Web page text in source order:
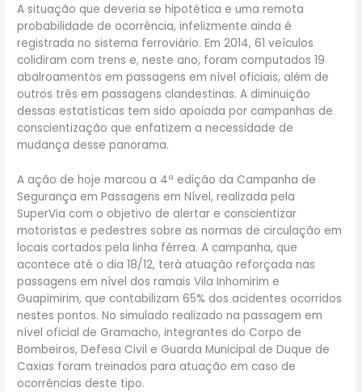
A situação que deveria se hipotética e uma remota
probabilidade de ocorrência, infelizmente ainda é
registrada no sistema ferroviário. Em 2014, 61 veículos
colidiram com trens e, neste ano, foram computados 19
abalroamentos em passagens em nível oficiais, além de
outros três em passagens clandestinas. A diminuição
dessas estatísticas tem sido apoiada por campanhas de
conscientização que enfatizem a necessidade de
mudança desse panorama.
A ação de hoje marcou a 4ª edição da Campanha de
Segurança em Passagens em Nível, realizada pela
SuperVia com o objetivo de alertar e conscientizar
motoristas e pedestres sobre as normas de circulação em
locais cortados pela linha férrea. A campanha, que
acontece até o dia 18/12, terá atuação reforçada nas
passagens em nível dos ramais Vila Inhomirim e
Guapimirim, que contabilizam 65% dos acidentes ocorridos
nestes pontos. No simulado realizado na passagem em
nível oficial de Gramacho, integrantes do Corpo de
Bombeiros, Defesa Civil e Guarda Municipal de Duque de
Caxias foram treinados para atuação em caso de
ocorrências deste tipo.